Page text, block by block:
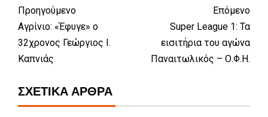
Προηγούμενο
Αγρίνιο: «Έφυγε» ο
32χρονος Γεώργιος Ι.
Καπνιάς
Επόμενο
Super League 1: Τα
εισιτήρια του αγώνα
Παναιτωλικός – Ο.Φ.Η.
ΣΧΕΤΙΚΆ ΆΡΘΡΑ